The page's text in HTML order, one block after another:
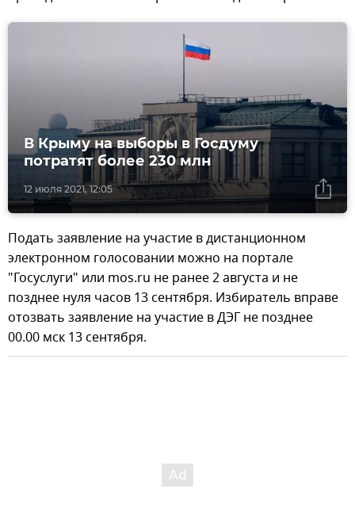
12 июля 2021, 12:05
В Крыму на выборы в Госдуму
потратят более 230 млн
Подать заявление на участие в дистанционном
электронном голосовании можно на портале
"Госуслуги" или mos.ru не ранее 2 августа и не
позднее нуля часов 13 сентября. Избиратель вправе
отозвать заявление на участие в ДЭГ не позднее
00.00 мск 13 сентября.